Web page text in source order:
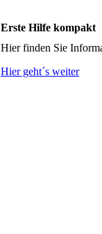
Erste Hilfe kompakt
Hier finden Sie
Hier geht´s weiter